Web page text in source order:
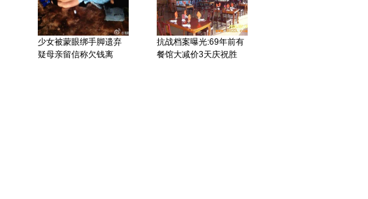
抗战档案曝光:69年前有
餐馆大减价3天庆祝胜
少女被蒙眼绑手脚遗弃
疑母亲留信称欠钱离